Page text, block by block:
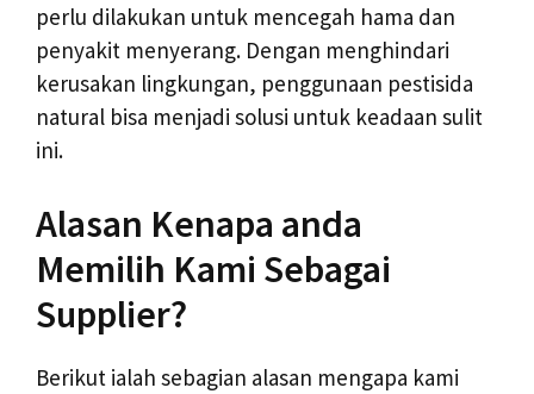
perlu dilakukan untuk mencegah hama dan
penyakit menyerang. Dengan menghindari
kerusakan lingkungan, penggunaan pestisida
natural bisa menjadi solusi untuk keadaan sulit
ini.
Alasan Kenapa anda
Memilih Kami Sebagai
Supplier?
Berikut ialah sebagian alasan mengapa kami